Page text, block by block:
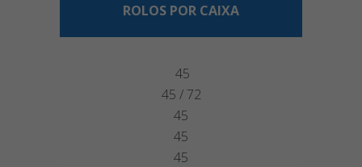
ROLOS POR CAIXA
45
45 / 72
45
45
45